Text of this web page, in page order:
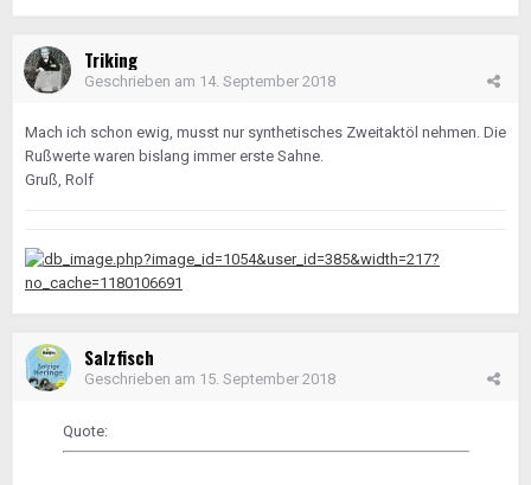
Triking
Geschrieben am 14. September 2018
Mach ich schon ewig, musst nur synthetisches Zweitaktöl nehmen. Die
Rußwerte waren bislang immer erste Sahne.
Gruß, Rolf
Salzfisch
Geschrieben am 15. September 2018
Quote: